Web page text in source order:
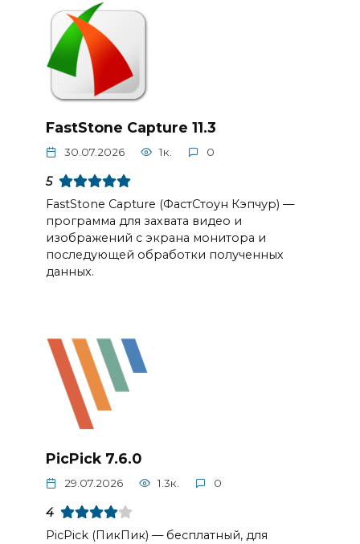
FastStone Capture 11.3
30.07.2026 1к. 0
5
FastStone Capture (ФастСтоун Кэпчур) —
программа для захвата видео и
изображений с экрана монитора и
последующей обработки полученных
данных.
PicPick 7.6.0
29.07.2026 1.3к. 0
4
PicPick (ПикПик) — бесплатный, для